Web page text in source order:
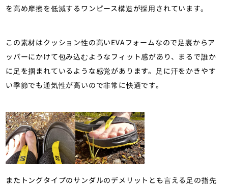
を高め摩擦を低減するワンピース構造が採用されています。
この素材はクッション性の高いEVAフォームなので足裏からア
ッパーにかけて包み込むようなフィット感があり、まるで誰か
に足を掴まれているような感覚があります。足に汗をかきやす
い季節でも通気性が高いので非常に快適です。
またトングタイプのサンダルのデメリットとも言える足の指先